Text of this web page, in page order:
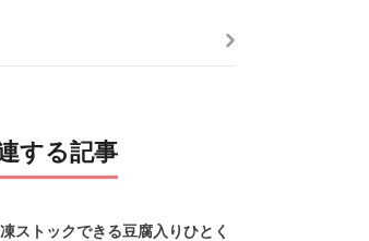
する記事
ストックできる豆腐入りひとく